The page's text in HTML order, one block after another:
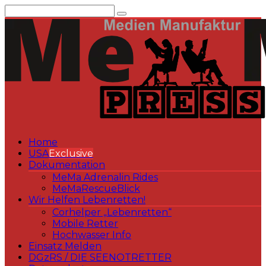
Inhalt
springen
Home
USAExclusive
Dokumentation
MeMa Adrenalin Rides
MeMaRescueBlick
Wir Helfen Lebenretten!
Corhelper „Lebenretten“
Mobile Retter
Hochwasser Info
Einsatz Melden
DGzRS / DIE SEENOTRETTER